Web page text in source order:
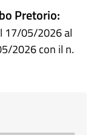
Pretorio:
17/05/2026 al
2026 con il n.